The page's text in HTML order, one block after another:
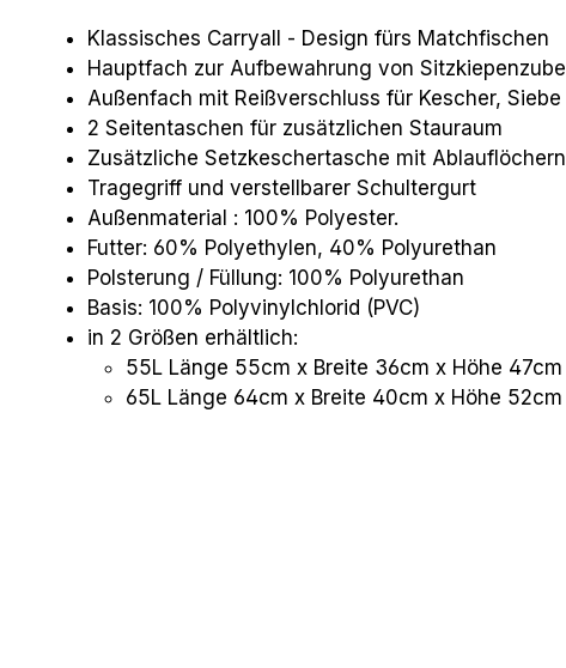
Klassisches Carryall - Design fürs Matchfischen
Hauptfach zur Aufbewahrung von
Außenfach mit Reißverschluss für Kescher,
2 Seitentaschen für zusätzlichen Stauraum
Zusätzliche Setzkeschertasche mit Ablauflöchern
Tragegriff und verstellbarer Schultergurt
Außenmaterial : 100% Polyester.
Futter: 60% Polyethylen, 40% Polyurethan
Polsterung / Füllung: 100% Polyurethan
Basis: 100% Polyvinylchlorid (PVC)
in 2 Größen erhältlich:
55L Länge 55cm x Breite 36cm x Höhe 47cm
65L Länge 64cm x Breite 40cm x Höhe 52cm